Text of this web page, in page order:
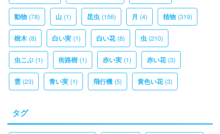
動物 (78) 山 (1) 昆虫 (156) 月 (4) 植物 (319)
樹木 (8) 白い実 (1) 白い花(8) 虫 (210)
虫こぶ (1) 街路樹 (1) 赤い実 (1) 赤い花(3)
雲 (23) 青い実 (1) 飛行機 (5) 黄色い花(3)
タグ